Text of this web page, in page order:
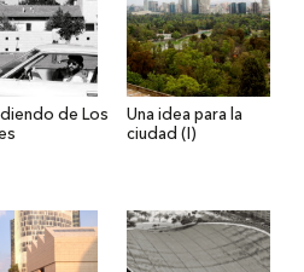
de Los
Una idea para la
ciudad (I)